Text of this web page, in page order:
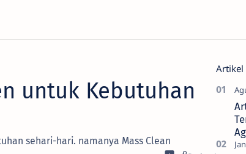
untuk Kebutuhan
sehari-hari. namanya Mass Clean
Artikel